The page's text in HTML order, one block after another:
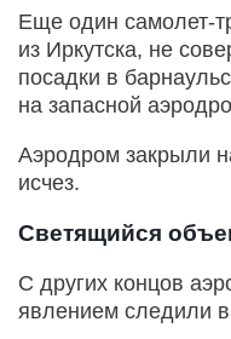
Еще один самолет-
из Иркутска, не
посадки в
на запасной
Аэродром закрыли
исчез.
Светящийся
С других концов
явлением следили